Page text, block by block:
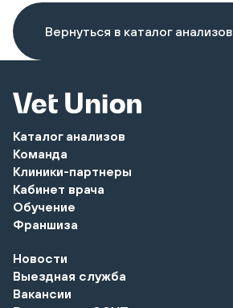
Вернуться в каталог анализов
Каталог анализов
Команда
Клиники-партнеры
Кабинет врача
Обучение
Франшиза
Новости
Выездная служба
Вакансии